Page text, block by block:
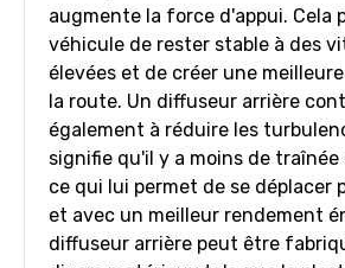
augmente la force d'appui. Cela
véhicule de rester stable à des
élevées et de créer une
la route. Un diffuseur arrière
également à réduire les
signifie qu'il y a moins de
ce qui lui permet de se déplacer
et avec un meilleur rendement
diffuseur arrière peut être